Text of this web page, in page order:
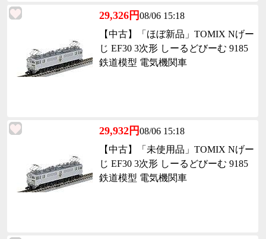
29,326円08/06 15:18
【中古】「ほぼ新品」TOMIX Nげー
じ EF30 3次形 しーるどびーむ 9185
鉄道模型 電気機関車
29,932円08/06 15:18
【中古】「未使用品」TOMIX Nげー
じ EF30 3次形 しーるどびーむ 9185
鉄道模型 電気機関車